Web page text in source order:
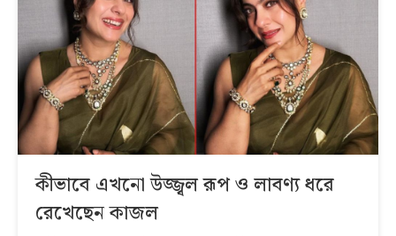
কীভাবে এখনো উজ্জ্বল রূপ ও লাবণ্য ধরে
রেখেছেন কাজল